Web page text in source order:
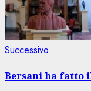
Successivo
Bersani ha fatto